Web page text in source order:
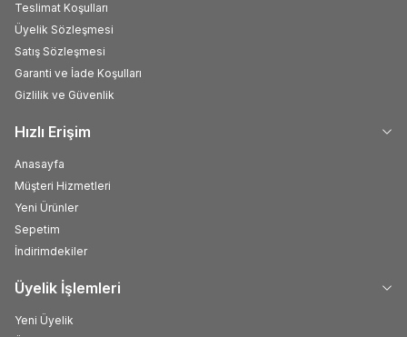
Teslimat Koşulları
Üyelik Sözleşmesi
Satış Sözleşmesi
Garanti ve İade Koşulları
Gizlilik ve Güvenlik
Hızlı Erişim
Anasayfa
Müşteri Hizmetleri
Yeni Ürünler
Sepetim
İndirimdekiler
Üyelik İşlemleri
Yeni Üyelik